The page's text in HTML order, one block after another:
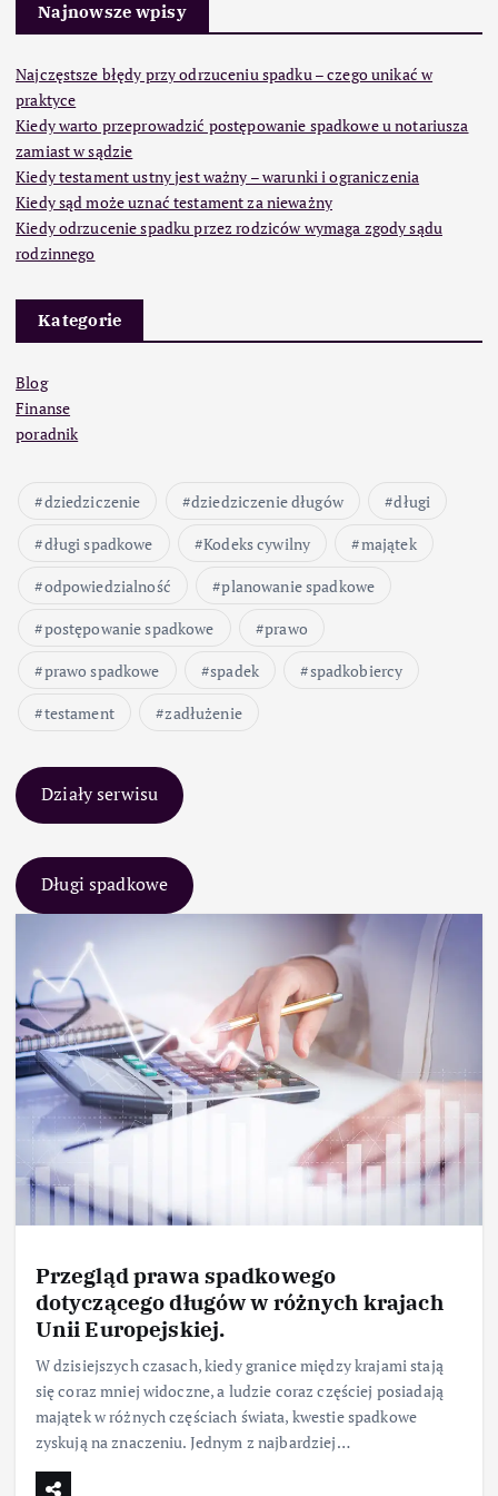
Najnowsze wpisy
Najczęstsze błędy przy odrzuceniu spadku – czego unikać w
praktyce
Kiedy warto przeprowadzić postępowanie spadkowe u notariusza
zamiast w sądzie
Kiedy testament ustny jest ważny – warunki i ograniczenia
Kiedy sąd może uznać testament za nieważny
Kiedy odrzucenie spadku przez rodziców wymaga zgody sądu
rodzinnego
Kategorie
Blog
Finanse
poradnik
dziedziczenie dziedziczenie długów
długi
długi spadkowe
Kodeks cywilny
majątek
odpowiedzialność
planowanie spadkowe
postępowanie spadkowe
prawo
prawo spadkowe
spadek
spadkobiercy
testament
zadłużenie
Działy serwisu
Długi spadkowe
Przegląd prawa spadkowego
dotyczącego długów w różnych krajach
Unii Europejskiej.
W dzisiejszych czasach, kiedy granice między krajami stają
się coraz mniej widoczne, a ludzie coraz częściej posiadają
majątek w różnych częściach świata, kwestie spadkowe
zyskują na znaczeniu. Jednym z najbardziej…